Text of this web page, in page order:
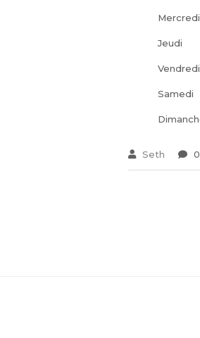
Mercredi
Jeudi
Vendredi
Samedi
Seth